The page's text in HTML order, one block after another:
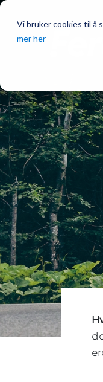
Vi bruker cookies til å
mer her